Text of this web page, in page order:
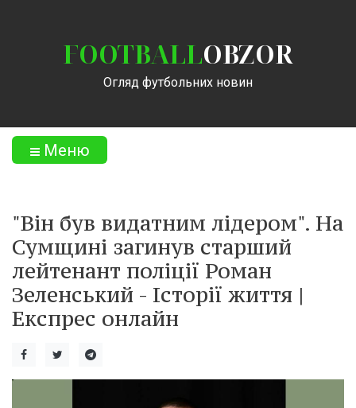
FOOTBALLOBZOR
Огляд футбольних новин
Меню
"Він був видатним лідером". На
Сумщині загинув старший
лейтенант поліції Роман
Зеленський - Історії життя |
Експрес онлайн